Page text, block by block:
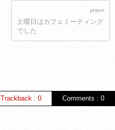
prev»
土曜日はカフェミーティング
でした
Comments : 0
Trackback : 0